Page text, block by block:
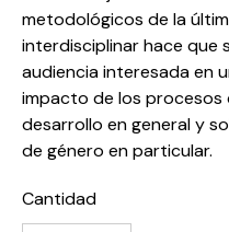
metodológicos de la
interdisciplinar hace que
audiencia interesada en
impacto de los procesos
desarrollo en general y
de género en particular.
Cantidad